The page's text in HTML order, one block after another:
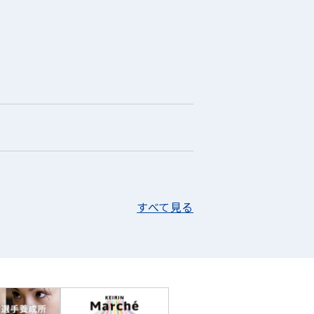
すべて見る